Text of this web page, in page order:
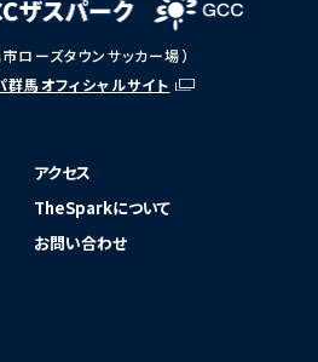
市ローズタウンサッカー場）
群馬オフィシャルサイト
アクセス
TheSparkについて
お問い合わせ